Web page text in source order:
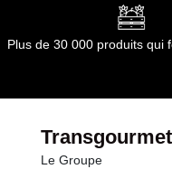
contact alimentaire.
Plus de 30 000 produits qui
Transgourmet
Le Groupe